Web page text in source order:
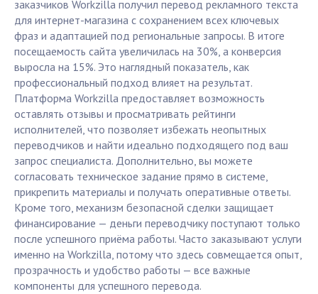
заказчиков Workzilla получил перевод рекламного текста
для интернет-магазина с сохранением всех ключевых
фраз и адаптацией под региональные запросы. В итоге
посещаемость сайта увеличилась на 30%, а конверсия
выросла на 15%. Это наглядный показатель, как
профессиональный подход влияет на результат.
Платформа Workzilla предоставляет возможность
оставлять отзывы и просматривать рейтинги
исполнителей, что позволяет избежать неопытных
переводчиков и найти идеально подходящего под ваш
запрос специалиста. Дополнительно, вы можете
согласовать техническое задание прямо в системе,
прикрепить материалы и получать оперативные ответы.
Кроме того, механизм безопасной сделки защищает
финансирование — деньги переводчику поступают только
после успешного приёма работы. Часто заказывают услуги
именно на Workzilla, потому что здесь совмещается опыт,
прозрачность и удобство работы — все важные
компоненты для успешного перевода.